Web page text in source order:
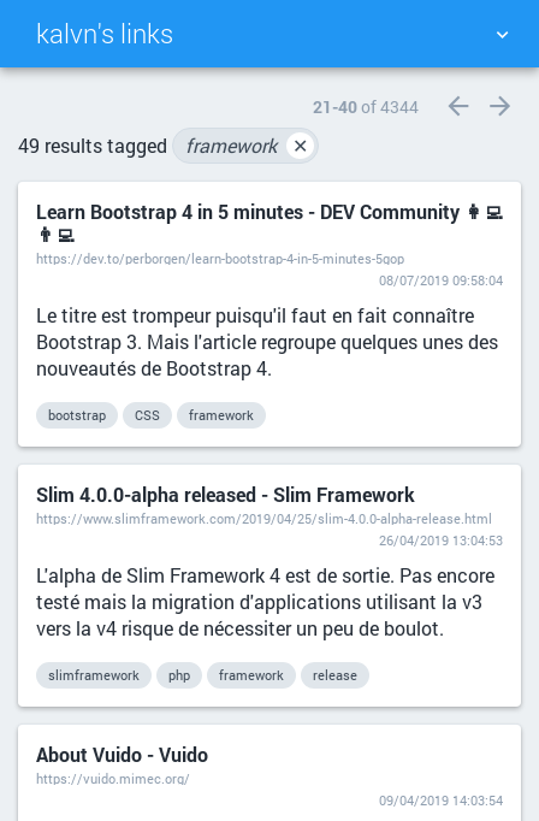
kalvn's links
PICTURE WALL
21-40of 4344
49 results tagged framework ✕
Learn Bootstrap 4 in 5 minutes - DEV Community 👩‍💻
👨‍💻
https://dev.to/perborgen/learn-bootstrap-4-in-5-minutes-5gop
08/07/2019 09:58:04
Le titre est trompeur puisqu'il faut en fait connaître
Bootstrap 3. Mais l'article regroupe quelques unes des
nouveautés de Bootstrap 4.
bootstrap CSS framework
Slim 4.0.0-alpha released - Slim Framework
https://www.slimframework.com/2019/04/25/slim-4.0.0-alpha-release.html
26/04/2019 13:04:53
L'alpha de Slim Framework 4 est de sortie. Pas encore
testé mais la migration d'applications utilisant la v3
vers la v4 risque de nécessiter un peu de boulot.
slimframework php framework release
About Vuido - Vuido
https://vuido.mimec.org/
09/04/2019 14:03:54